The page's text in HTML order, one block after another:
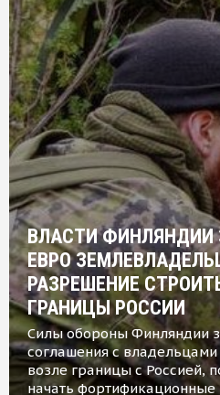
ВЛАСТИ ФИНЛЯНДИИ
ЕВРО
РАЗРЕШЕНИЕ
ГРАНИЦЫ РОССИИ
Силы обороны Финляндии
соглашения с
возле границы с Россией,
начать